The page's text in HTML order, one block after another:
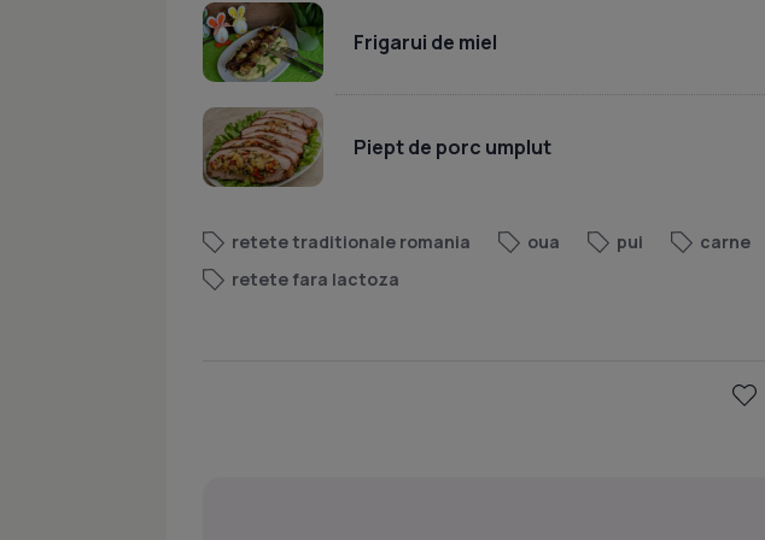
Frigarui de miel
Piept de porc umplut
retete traditionale romania oua pui carne
retete fara lactoza